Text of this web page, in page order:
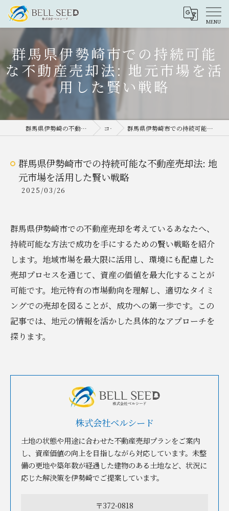
群馬県伊勢崎市での持続可能
な不動産売却法: 地元市場を活
用した賢い戦略
群馬県伊勢崎の不動産売却なら株式会社ベルシード コラム 群馬県伊勢崎市での持続可能な不動産売却法: 地元市場を活用した賢い戦略
群馬県伊勢崎市での持続可能な不動産売却法: 地
元市場を活用した賢い戦略
2025/03/26
群馬県伊勢崎市での不動産売却を考えているあなたへ、
持続可能な方法で成功を手にするための賢い戦略を紹介
します。地域市場を最大限に活用し、環境にも配慮した
売却プロセスを通じて、資産の価値を最大化することが
可能です。地元特有の市場動向を理解し、適切なタイミ
ングでの売却を図ることが、成功への第一歩です。この
記事では、地元の情報を活かした具体的なアプローチを
探ります。
株式会社ベルシード
土地の状態や用途に合わせた不動産売却プランをご案内
し、資産価値の向上を目指しながら対応しています。未整
備の更地や築年数が経過した建物のある土地など、状況に
応じた解決策を伊勢崎でご提案しています。
〒372-0818